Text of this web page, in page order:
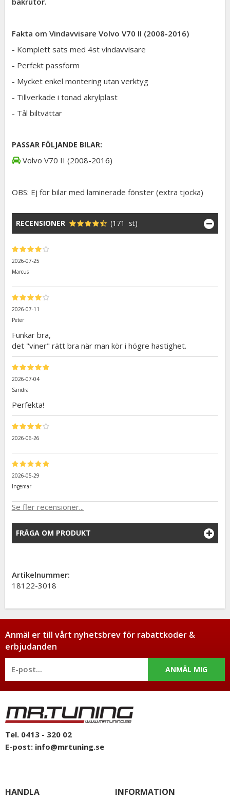
Fakta om Vindavvisare Volvo V70 II (2008-2016)
- Komplett sats med 4st vindavvisare
- Perfekt passform
- Mycket enkel montering utan verktyg
- Tillverkade i tonad akrylplast
- Tål biltvättar
PASSAR FÖLJANDE BILAR:
Volvo V70 II (2008-2016)
OBS: Ej för bilar med laminerade fönster (extra tjocka)
RECENSIONER (171 st)
2026-07-25
Marcus
2026-07-11
Peter
Funkar bra,
det "viner" rätt bra när man kör i högre hastighet.
2026-07-04
Sandra
Perfekta!
2026-06-26
2026-05-29
Ingemar
Se fler recensioner...
FRÅGA OM PRODUKT
Artikelnummer:
18122-3018
Anmäl er till vårt nyhetsbrev för rabattkoder &
erbjudanden
ANMÄL MIG
Tel. 0413 - 320 02
E-post: info@mrtuning.se
HANDLA INFORMATION